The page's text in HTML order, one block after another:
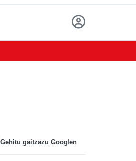
Gehitu gaitzazu Googlen